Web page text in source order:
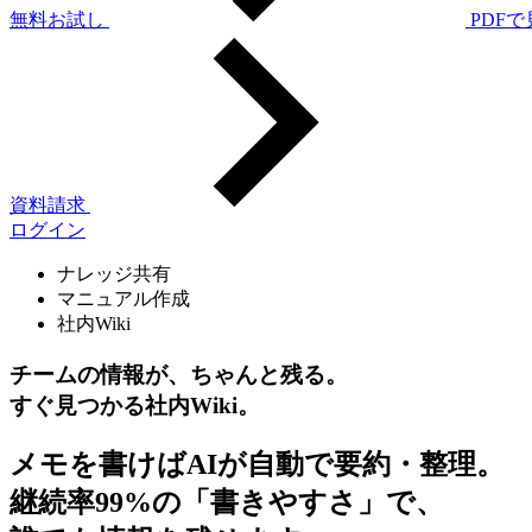
無料お試し PDFで
資料請求
ログイン
ナレッジ共有
マニュアル作成
社内Wiki
チームの情報が、ちゃんと残る。
すぐ見つかる社内Wiki。
メモを書けばAIが自動で要約・整理。
継続率99%の「書きやすさ」で、